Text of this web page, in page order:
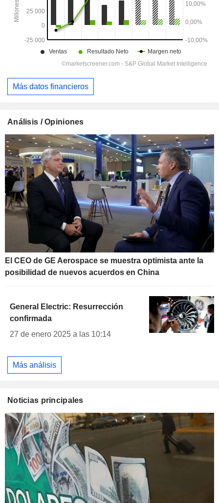
Más datos financieros
Análisis / Opiniones
El CEO de GE Aerospace se muestra optimista ante la
posibilidad de nuevos acuerdos en China
General Electric: Resurrección
confirmada
27 de enero 2025 a las 10:14
Más análisis
Noticias principales